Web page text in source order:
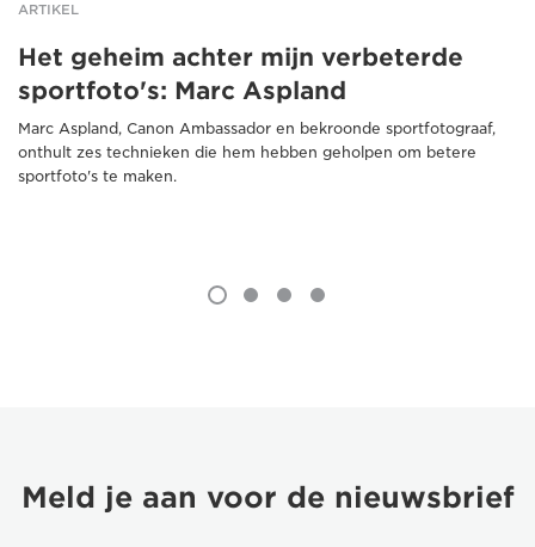
ARTIKEL
Het geheim achter mijn verbeterde
sportfoto's: Marc Aspland
Marc Aspland, Canon Ambassador en bekroonde sportfotograaf,
onthult zes technieken die hem hebben geholpen om betere
sportfoto's te maken.
Meld je aan voor de nieuwsbrief